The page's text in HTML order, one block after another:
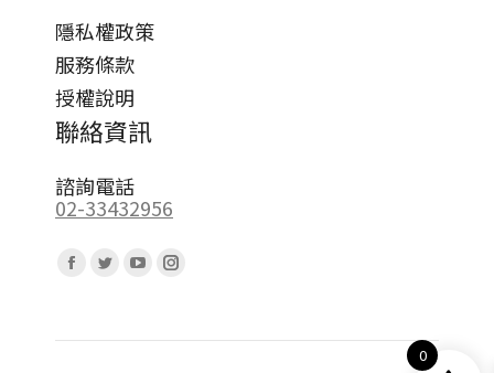
隱私權政策
服務條款
授權說明
聯絡資訊
諮詢電話
02-33432956
Facebook
opens
Twitter
opens
YouTube
opens
Instagram
opens
0